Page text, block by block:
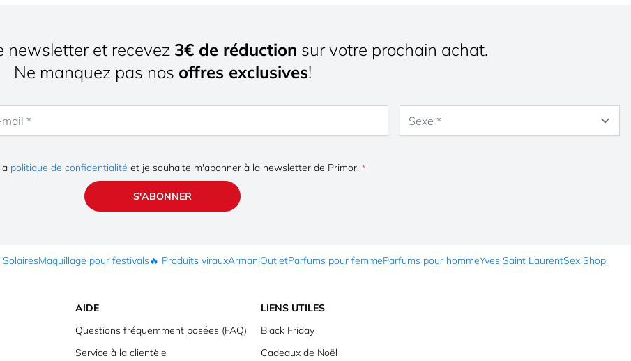
newsletter et recevez 3€ de réduction sur votre prochain achat.
Ne manquez pas nos offres exclusives!
politique de confidentialité et je souhaite m'abonner à la newsletter de Primor.
S'ABONNER
Maquillage pour festivals🔥 Produits virauxArmaniOutletParfums pour femmeParfums pour hommeYves Saint LaurentSex Shop
AIDE
Questions fréquemment posées (FAQ)
Service à la clientèle
LIENS UTILES
Black Friday
Cadeaux de Noël